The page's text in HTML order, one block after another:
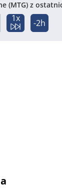
(MTG) z
1x -2h